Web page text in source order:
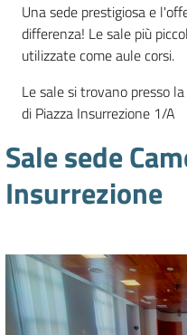
Tutelare
Impresa
Consumatore
Impresa
Digitale
La
Camera
Una sede prestigiosa e
differenza! Le sale più
utilizzate come aule corsi.
Le sale si trovano presso
di Piazza Insurrezione 1/A
Sale sede
Insurrezione